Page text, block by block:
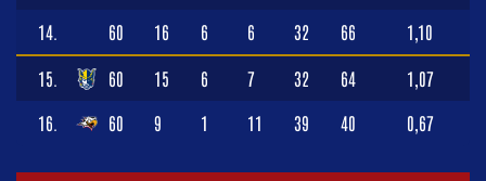
14. 60 16 6 6 32 66 1,10
15. 60 15 6 7 32 64 1,07
16. 60 9 1 11 39 40 0,67